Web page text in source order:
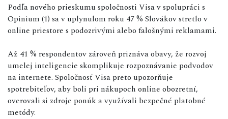
Podľa nového prieskumu spoločnosti Visa v spolupráci s
Opinium (1) sa v uplynulom roku 47 % Slovákov stretlo v
online priestore s podozrivými alebo falošnými reklamami.
Až 41 % respondentov zároveň priznáva obavy, že rozvoj
umelej inteligencie skomplikuje rozpoznávanie podvodov
na internete. Spoločnosť Visa preto upozorňuje
spotrebiteľov, aby boli pri nákupoch online obozretní,
overovali si zdroje ponúk a využívali bezpečné platobné
metódy.